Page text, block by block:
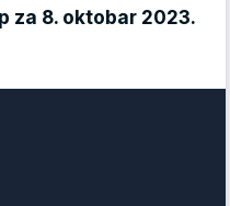
za 8. oktobar 2023.